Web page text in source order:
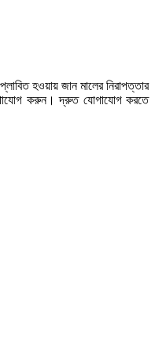
হওয়ায় জান মালের নিরাপত্তার
করুন। দ্রুত যোগাযোগ করতে